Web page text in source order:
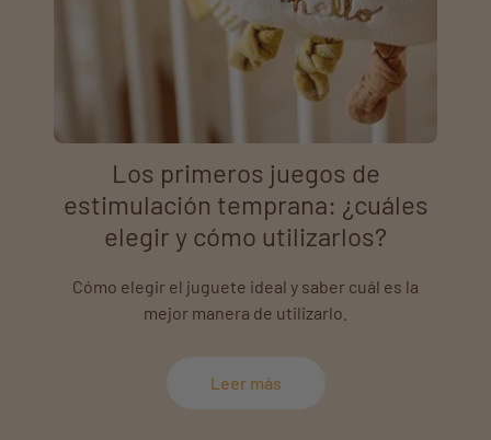
Los primeros juegos de
estimulación temprana: ¿cuáles
elegir y cómo utilizarlos?
Cómo elegir el juguete ideal y saber cuál es la
mejor manera de utilizarlo.
Leer más